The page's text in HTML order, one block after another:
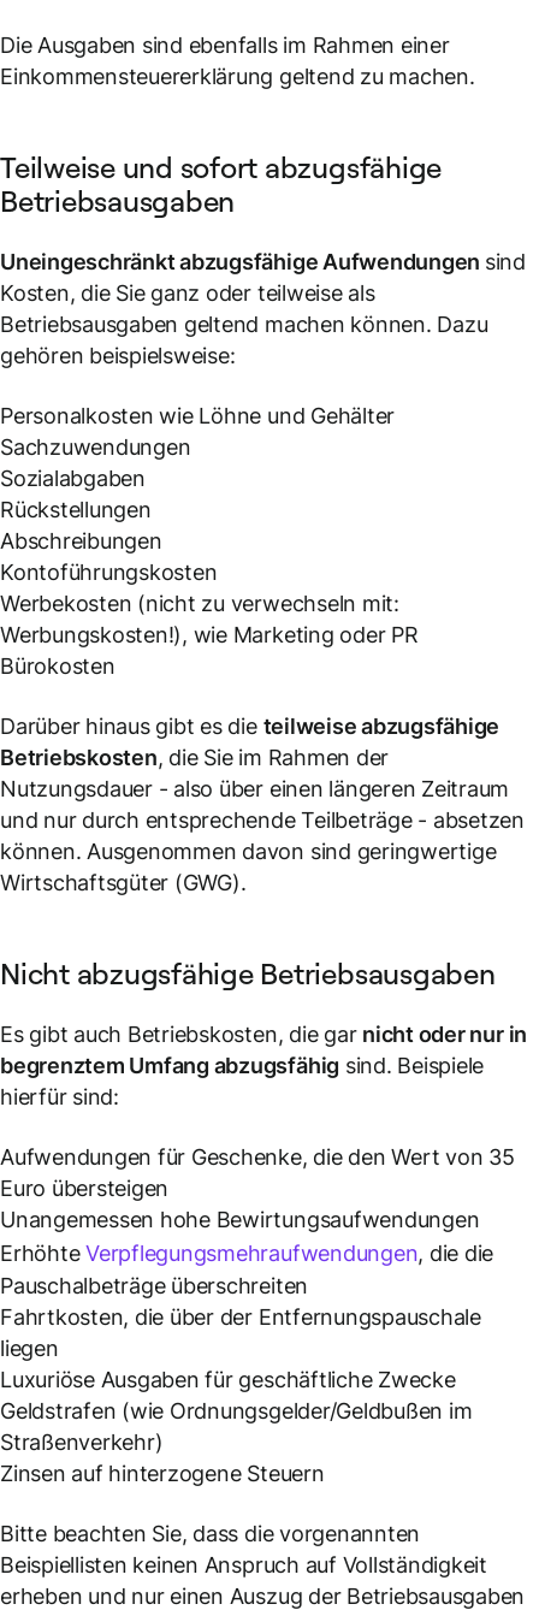
Die Ausgaben sind ebenfalls im Rahmen einer
Einkommensteuererklärung geltend zu machen.
Teilweise und sofort abzugsfähige
Betriebsausgaben
Uneingeschränkt abzugsfähige Aufwendungen sind
Kosten, die Sie ganz oder teilweise als
Betriebsausgaben geltend machen können. Dazu
gehören beispielsweise:
Personalkosten wie Löhne und Gehälter
Sachzuwendungen
Sozialabgaben
Rückstellungen
Abschreibungen
Kontoführungskosten
Werbekosten (nicht zu verwechseln mit:
Werbungskosten!), wie Marketing oder PR
Bürokosten
Darüber hinaus gibt es die teilweise abzugsfähige
Betriebskosten, die Sie im Rahmen der
Nutzungsdauer - also über einen längeren Zeitraum
und nur durch entsprechende Teilbeträge - absetzen
können. Ausgenommen davon sind geringwertige
Wirtschaftsgüter (GWG).
Nicht abzugsfähige Betriebsausgaben
Es gibt auch Betriebskosten, die gar nicht oder nur in
begrenztem Umfang abzugsfähig sind. Beispiele
hierfür sind:
Aufwendungen für Geschenke, die den Wert von 35
Euro übersteigen
Unangemessen hohe Bewirtungsaufwendungen
ErhöhteVerpflegungsmehraufwendungen, die die
Pauschalbeträge überschreiten
Fahrtkosten, die über der Entfernungspauschale
liegen
Luxuriöse Ausgaben für geschäftliche Zwecke
Geldstrafen (wie Ordnungsgelder/Geldbußen im
Straßenverkehr)
Zinsen auf hinterzogene Steuern
Bitte beachten Sie, dass die vorgenannten
Beispiellisten keinen Anspruch auf Vollständigkeit
erheben und nur einen Auszug der Betriebsausgaben